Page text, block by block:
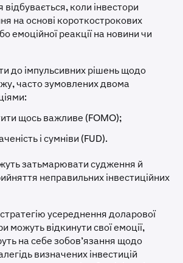
відбувається, коли інвестори
на основі короткострокових
емоційної реакції на новини чи
до імпульсивних рішень щодо
часто зумовлених двома
щось важливе (FOMO);
і сумніви (FUD).
затьмарювати судження й
неправильних інвестиційних
усереднення доларової
можуть відкинути свої емоції,
на себе зобов’язання щодо
визначених інвестицій